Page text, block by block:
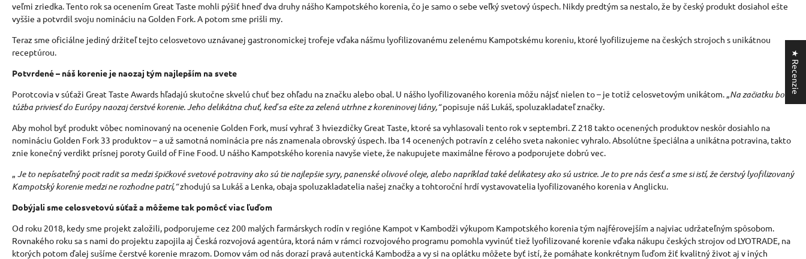
veľmi zriedka. Tento rok sa ocenením Great Taste mohli pýšiť hneď dva druhy nášho Kampotského korenia, čo je samo o sebe veľký svetový úspech. Nikdy predtým sa nestalo, že by český produkt dosiahol ešte
vyššie a potvrdil svoju nomináciu na Golden Fork. A potom sme prišli my.
Teraz sme oficiálne jediný držiteľ tejto celosvetovo uznávanej gastronomickej trofeje vďaka nášmu lyofilizovanému zelenému Kampotskému koreniu, ktoré lyofilizujeme na českých strojoch s unikátnou
receptúrou.
Potvrdené– náš korenie je naozaj tým najlepším na svete
Porotcovia v súťaži Great Taste Awards hľadajú skutočne skvelú chuť bez ohľadu na značku alebo obal. U nášho lyofilizovaného korenia môžu nájsť nielen to – je totiž celosvetovým unikátom. „Na začiatku bola
túžba priviesť do Európy naozaj čerstvé korenie. Jeho delikátna chuť, keď sa ešte za zelená utrhne z koreninovej liány,“popisuje náš Lukáš, spoluzakladateľ značky.
Aby mohol byť produkt vôbec nominovaný na ocenenie Golden Fork, musí vyhrať 3 hviezdičky Great Taste, ktoré sa vyhlasovali tento rok v septembri. Z 218 takto ocenených produktov neskôr dosiahlo na
nomináciu Golden Fork 33 produktov– a už samotná nominácia pre nás znamenala obrovský úspech. Iba 14 ocenených potravín z celého sveta nakoniec vyhralo.Absolútne špeciálna a unikátna potravina, takto
znie konečný verdikt prísnej poroty Guild of Fine Food. U nášho Kampotského korenia navyše viete, že nakupujete maximálne férovo a podporujete dobrú vec.
„ Je to nepísateľný pocit radit sa medzi špičkové svetové potraviny ako sú tie najlepšie syry, panenské olivové oleje, alebo napríklad také delikatesy ako sú ustrice. Je to pre nás česť a sme si istí, že čerstvý lyofilizovaný
Kampotský korenie medzi ne rozhodne patrí,“zhodujú sa Lukáš a Lenka, obaja spoluzakladatelia našej značky a tohtoroční hrdí vystavovatelia lyofilizovaného korenia v Anglicku.
Dobýjali sme celosvetovú súťaž a môžeme tak pomôcť viac ľuďom
Od roku 2018, kedy sme projekt založili, podporujeme cez 200 malých farmárskych rodín v regióne Kampot v Kambodži výkupom Kampotského korenia tým najférovejším a najviac udržateľným spôsobom.
Rovnakého roku sa s nami do projektu zapojila aj Česká rozvojová agentúra, ktorá nám v rámci rozvojového programu pomohla vyvinúť tiež lyofilizované korenie vďaka nákupu českých strojov od LYOTRADE, na
ktorých potom ďalej sušíme čerstvé korenie mrazom. Domov vám od nás dorazí pravá autentická Kambodža a vy si na oplátku môžete byť istí, že pomáhate konkrétnym ľuďom žiť kvalitný život aj v iných
★ Recenzie